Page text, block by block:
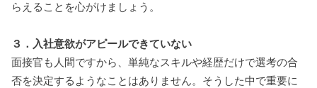
らえることを心がけましょう。
３．入社意欲がアピールできていない
面接官も人間ですから、単純なスキルや経歴だけで選考の合
否を決定するようなことはありません。そうした中で重要に